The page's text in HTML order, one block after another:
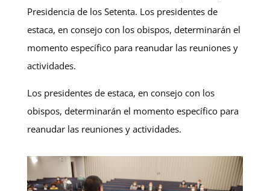
Presidencia de los Setenta. Los presidentes de
estaca, en consejo con los obispos, determinarán el
momento específico para reanudar las reuniones y
actividades.
Los presidentes de estaca, en consejo con los
obispos, determinarán el momento específico para
reanudar las reuniones y actividades.